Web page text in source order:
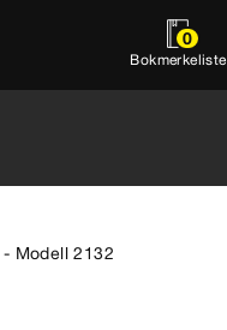
0
Bokmerkeliste
Modell 2132